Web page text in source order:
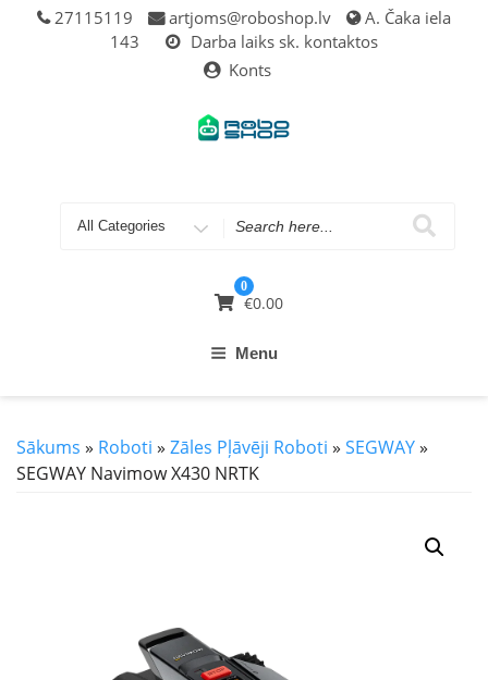
27115119 artjoms@roboshop.lv
A. Čaka iela
143
Darba laiks sk. kontaktos
Konts
0
€0.00
Menu
Sākums » Roboti » Zāles Pļāvēji Roboti » SEGWAY»
SEGWAY Navimow X430 NRTK